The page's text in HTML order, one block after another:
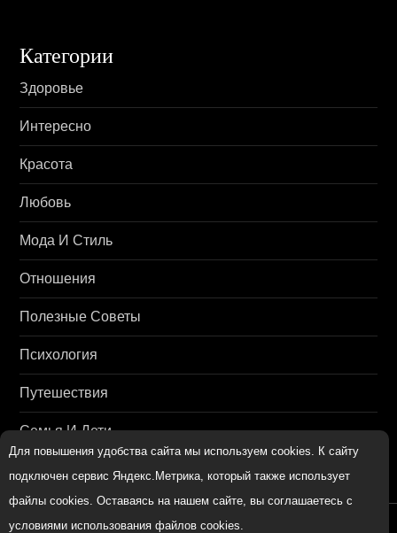
Категории
Здоровье
Интересно
Красота
Любовь
Мода И Стиль
Отношения
Полезные Советы
Психология
Путешествия
Семья И Дети
womenmir.ru
Для повышения удобства сайта мы используем cookies. К сайту
подключен сервис Яндекс.Метрика, который также использует
файлы cookies. Оставаясь на нашем сайте, вы соглашаетесь с
условиями использования файлов cookies.